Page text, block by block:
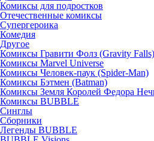
Комиксы для подростков
Отечественные комиксы
Супергероика
Комедия
Другое
Комиксы Гравити Фолз (Gravity Falls)
Комиксы Marvel Universe
Комиксы Человек-паук (Spider-Man)
Комиксы Бэтмен (Batman)
Комиксы Земля Королей Федора
Комиксы BUBBLE
Синглы
Сборники
Легенды BUBBLE